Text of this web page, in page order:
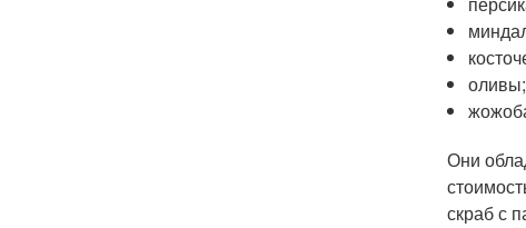
оливы;
Они
скраб с